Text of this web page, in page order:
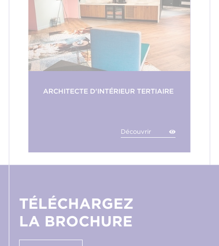
ARCHITECTE D'INTÉRIEUR TERTIAIRE
Découvrir
TÉLÉCHARGEZ
LA BROCHURE